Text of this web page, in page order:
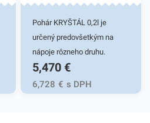
Pohár KRYŠTÁL 0,2l je
určený predovšetkým na
nápoje rôzneho druhu.
Poháre sú vyrobené zo
špeciálneho tvrdeného
plastu, vďaka čomu majú
5,470 €
6,728 € s DPH